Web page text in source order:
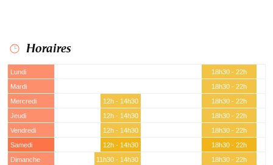
Horaires
Lundi
18h30 - 22h
Mardi
18h30 - 22h
Mercredi
12h - 14h30
18h30 - 22h
Jeudi
12h - 14h30
18h30 - 22h
Vendredi
12h - 14h30
18h30 - 22h
Samedi
12h - 14h30
18h30 - 22h
Dimanche
11h30 - 14h30 18h30 - 22h